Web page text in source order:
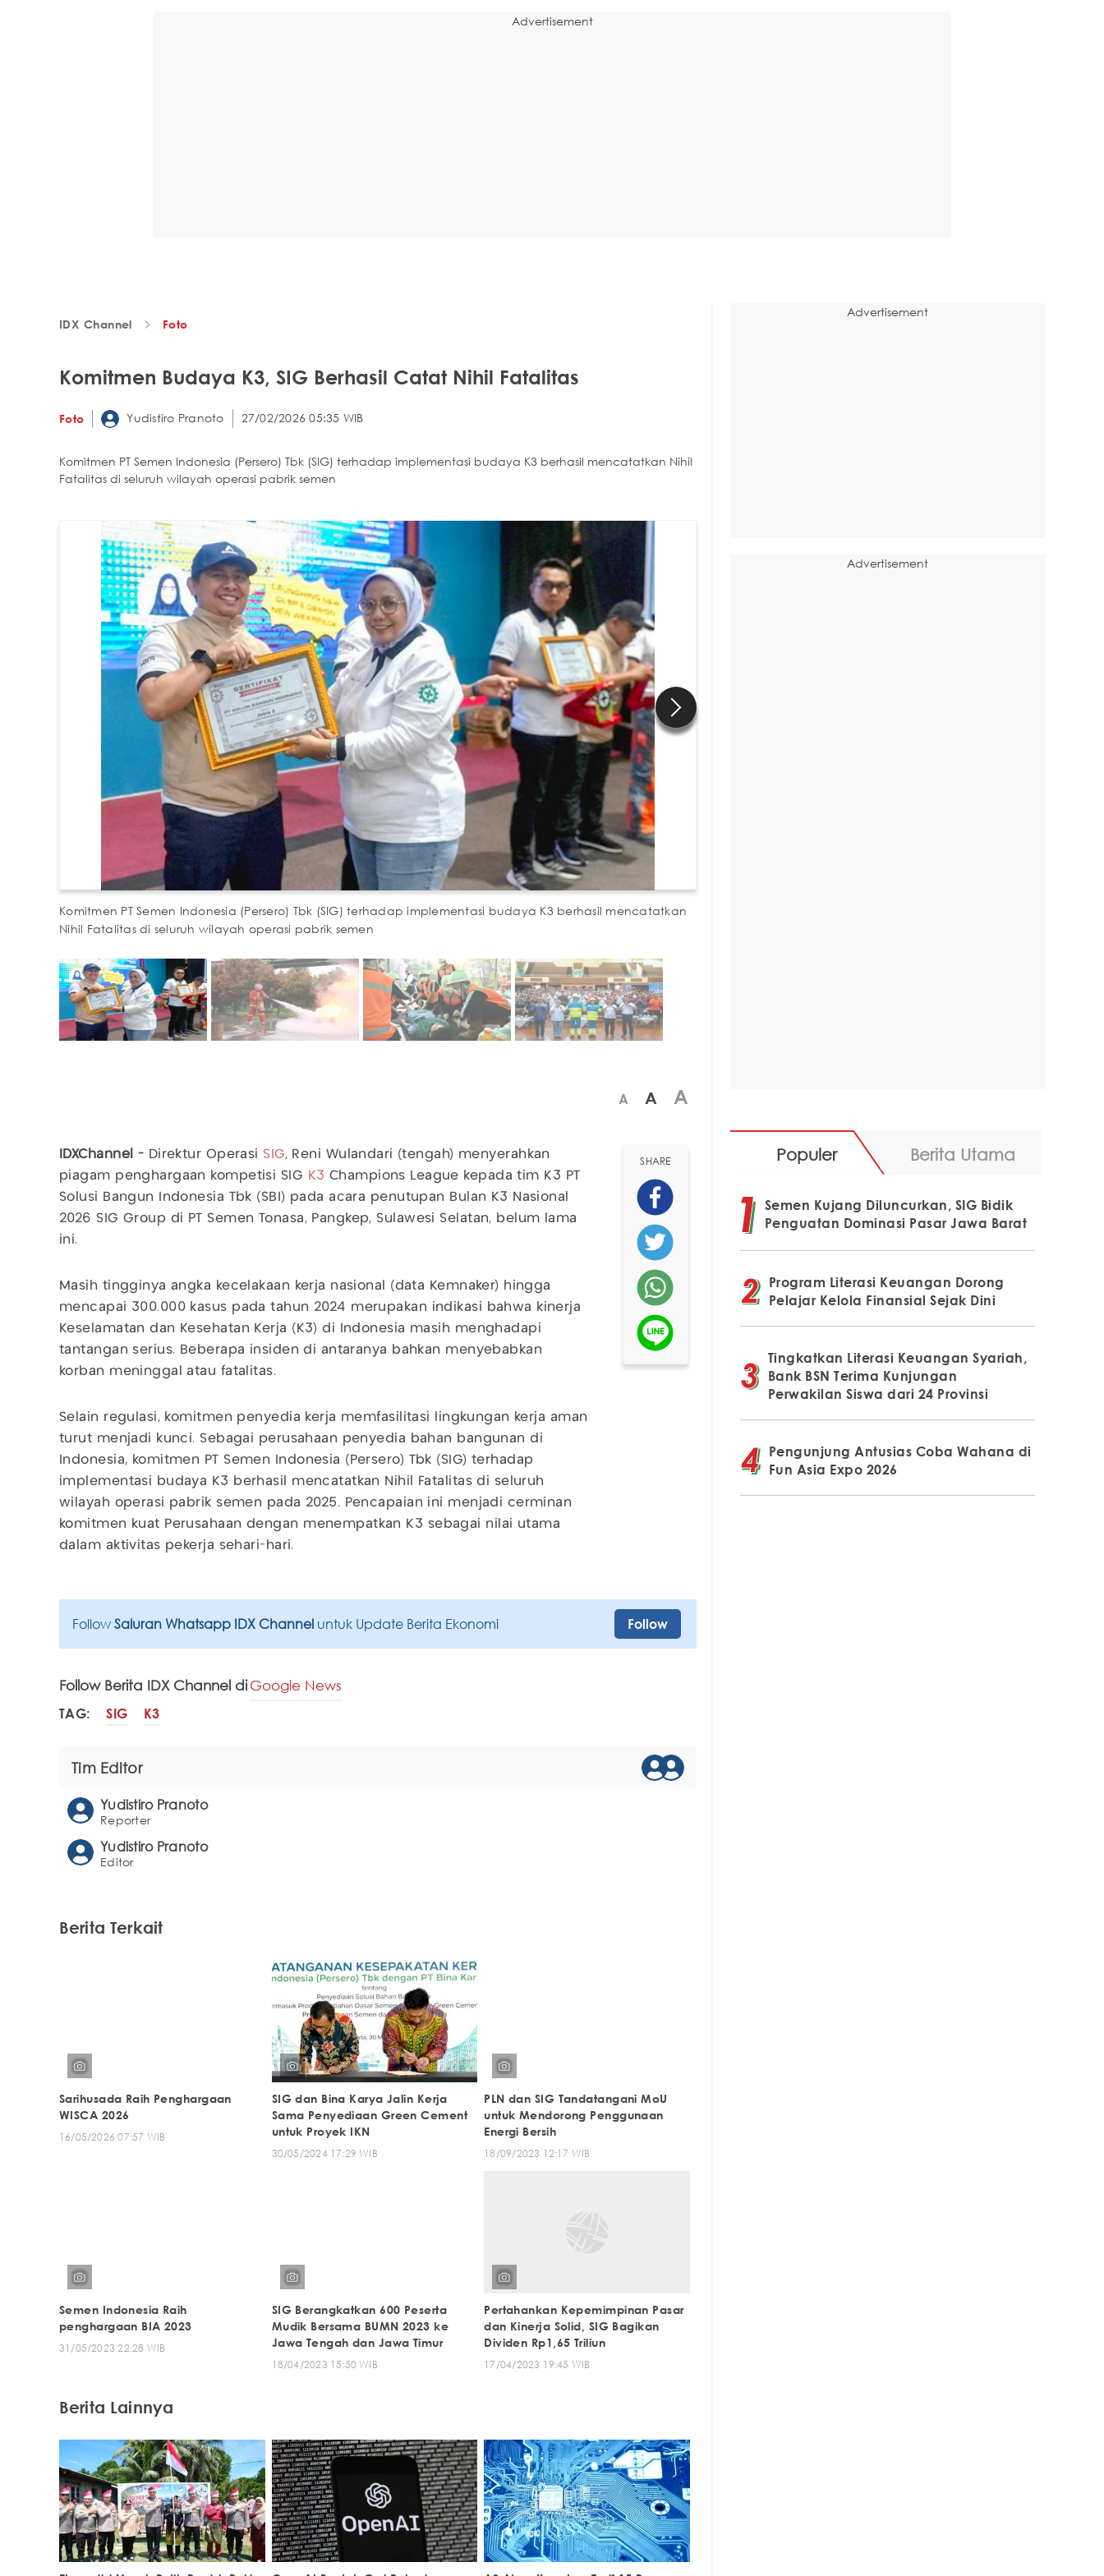
Advertisement
IDX Channel Foto
Komitmen Budaya K3, SIG Berhasil Catat Nihil Fatalitas
Foto Yudistiro Pranoto 27/02/2026 05:35 WIB
Komitmen PT Semen Indonesia (Persero) Tbk (SIG) terhadap implementasi budaya K3 berhasil mencatatkan Nihil
Fatalitas di seluruh wilayah operasi pabrik semen
Komitmen PT Semen Indonesia (Persero) Tbk (SIG) terhadap implementasi budaya K3 berhasil mencatatkan
Nihil Fatalitas di seluruh wilayah operasi pabrik semen
A A A
IDXChannel - Direktur Operasi SIG, Reni Wulandari (tengah) menyerahkan
piagam penghargaan kompetisi SIG K3 Champions League kepada tim K3 PT
Solusi Bangun Indonesia Tbk (SBI) pada acara penutupan Bulan K3 Nasional
2026 SIG Group di PT Semen Tonasa, Pangkep, Sulawesi Selatan, belum lama
ini.
Masih tingginya angka kecelakaan kerja nasional (data Kemnaker) hingga
mencapai 300.000 kasus pada tahun 2024 merupakan indikasi bahwa kinerja
Keselamatan dan Kesehatan Kerja (K3) di Indonesia masih menghadapi
tantangan serius. Beberapa insiden di antaranya bahkan menyebabkan
korban meninggal atau fatalitas.
Selain regulasi, komitmen penyedia kerja memfasilitasi lingkungan kerja aman
turut menjadi kunci. Sebagai perusahaan penyedia bahan bangunan di
Indonesia, komitmen PT Semen Indonesia (Persero) Tbk (SIG) terhadap
implementasi budaya K3 berhasil mencatatkan Nihil Fatalitas di seluruh
wilayah operasi pabrik semen pada 2025. Pencapaian ini menjadi cerminan
komitmen kuat Perusahaan dengan menempatkan K3 sebagai nilai utama
dalam aktivitas pekerja sehari-hari.
SHARE
Follow Saluran Whatsapp IDX Channel untuk Update Berita Ekonomi Follow
Follow Berita IDX Channel diGoogle News
TAG: SIG K3
Tim Editor
Yudistiro Pranoto
Reporter
Yudistiro Pranoto
Editor
Berita Terkait
Sarihusada Raih Penghargaan
WISCA 2026
16/05/2026 07:57 WIB
SIG dan Bina Karya Jalin Kerja
Sama Penyediaan Green Cement
untuk Proyek IKN
30/05/2024 17:29 WIB
PLN dan SIG Tandatangani MoU
untuk Mendorong Penggunaan
Energi Bersih
18/09/2023 12:17 WIB
Semen Indonesia Raih
penghargaan BIA 2023
31/05/2023 22:28 WIB
SIG Berangkatkan 600 Peserta
Mudik Bersama BUMN 2023 ke
Jawa Tengah dan Jawa Timur
18/04/2023 15:50 WIB
Pertahankan Kepemimpinan Pasar
dan Kinerja Solid, SIG Bagikan
Dividen Rp1,65 Triliun
17/04/2023 19:45 WIB
Berita Lainnya
Advertisement
Advertisement
Populer Berita Utama
Semen Kujang Diluncurkan, SIG Bidik
Penguatan Dominasi Pasar Jawa Barat
Program Literasi Keuangan Dorong
Pelajar Kelola Finansial Sejak Dini
Tingkatkan Literasi Keuangan Syariah,
Bank BSN Terima Kunjungan
Perwakilan Siswa dari 24 Provinsi
Pengunjung Antusias Coba Wahana di
Fun Asia Expo 2026